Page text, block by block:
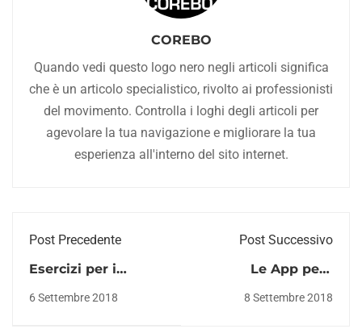
COREBO
Quando vedi questo logo nero negli articoli significa
che è un articolo specialistico, rivolto ai professionisti
del movimento. Controlla i loghi degli articoli per
agevolare la tua navigazione e migliorare la tua
esperienza all'interno del sito internet.
Post Precedente
Esercizi per i
6 Settembre 2018
Post Successivo
Le App per i
8 Settembre 2018